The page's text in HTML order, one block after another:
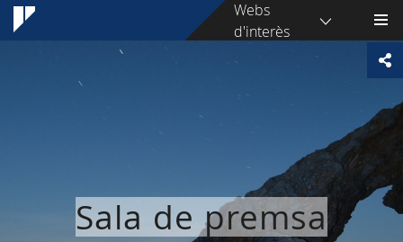
Webs
d'interès
Sala de premsa